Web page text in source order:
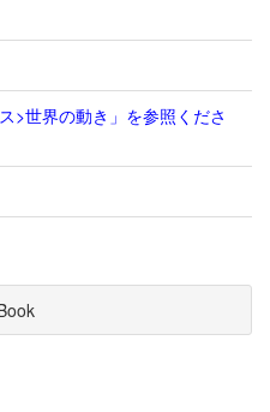
>世界の動き」を参照くださ